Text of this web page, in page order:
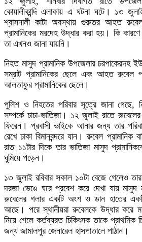
কোয়ালীকান্দি এলাকায় এ ঘটনা ঘটে। ১৩
শ্বাসনালী কাটা অবস্থায় গুরুতর আহত
প্রামানিকের মরদেহ উদ্ধার করা হয়। কি
তা এখনও জানা যায়নি।
নিহত মাসুদ প্রামানিক উপজেলার চরপাকেরদহ
সম্রাট প্রামানিকের ছেলে এবং আহত রুবেল
আলতাফুর প্রামানিকের ছেলে।
পুলিশ ও নিহতের পরিবার সূত্রে জানা
সম্পর্কে চাচা-ভাতিজা। ১২ জুলাই রাতে
ফিরেন। প্রবাসী ভাইকে আনার জন্য তার
রেখে ঢাকা বিমানবন্দরে যান। রুবেল
রাত ১১টার দিকে তার ভাতিজা মাসুদ
ঘুমিয়ে পড়েন।
১৩ জুলাই রবিবার সকাল ১০টা বেজে গেলেও
দরজা ভেঙে ঘরে প্রবেশ করে দেখা যায়
রুবেলের গলার একটি অংশ ও ডান হাতের
আছে। পরে স্থানীয়রা রুবেলকে উদ্ধার করে
নিয়ে গেলে কর্তব্যরত চিকিৎসক তাকে প্রাথমিক
জন্য জামালপুর জেনারেল হাসপাতালে পাঠান।